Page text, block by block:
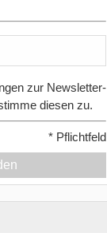
zur Newsletter-
diesen zu.
* Pflichtfeld